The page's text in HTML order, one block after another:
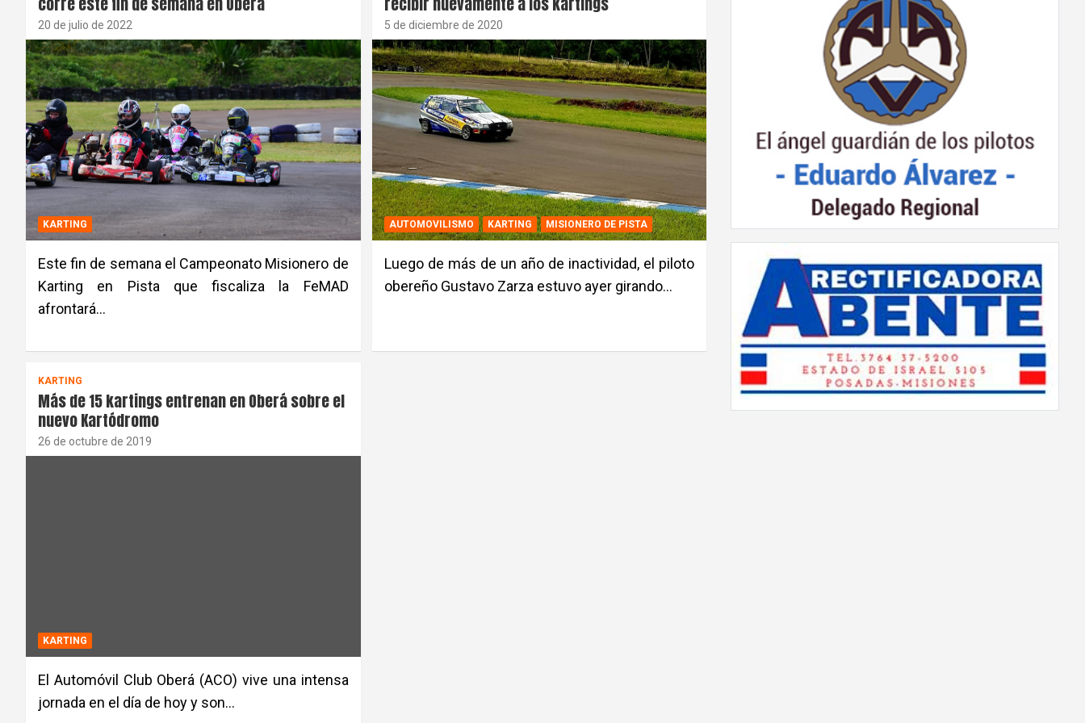
20 de julio de 2022
KARTING
Este fin de semana el Campeonato Misionero de
Karting en Pista que fiscaliza la FeMAD
afrontará…
5 de diciembre de 2020
AUTOMOVILISMO KARTING MISIONERO DE PISTA
Luego de más de un año de inactividad, el piloto
obereño Gustavo Zarza estuvo ayer girando…
KARTING
Más de 15 kartings entrenan en Oberá sobre el
nuevo Kartódromo
26 de octubre de 2019
KARTING
El Automóvil Club Oberá (ACO) vive una intensa
jornada en el día de hoy y son…